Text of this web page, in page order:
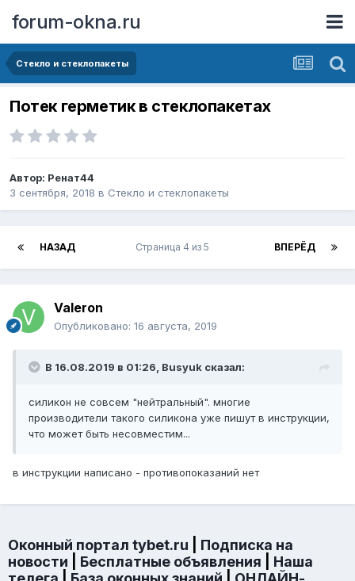
forum-okna.ru
Стекло и стеклопакеты
Потек герметик в стеклопакетах
Автор: Ренат44
3 сентября, 2018 в Стекло и стеклопакеты
НАЗАД ВПЕРЁД
Страница 4 из 5
Valeron
Опубликовано: 16 августа, 2019
В 16.08.2019 в 01:26, Busyuk сказал:
силикон не совсем "нейтральный". многие
производители такого силикона уже пишут в инструкции,
что может быть несовместим...
в инструкции написано - противопоказаний нет
Оконный портал tybet.ru
Подписка на
новости
Бесплатные объявления
Наша